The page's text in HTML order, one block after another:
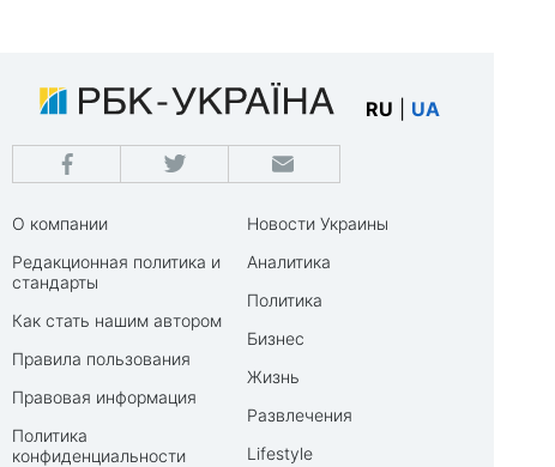
RU UA
О компании
Редакционная политика и
стандарты
Как стать нашим автором
Правила пользования
Правовая информация
Политика
конфиденциальности
Новости Украины
Аналитика
Политика
Бизнес
Жизнь
Развлечения
Lifestyle